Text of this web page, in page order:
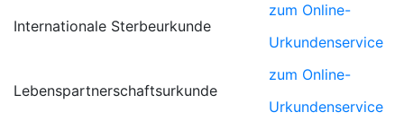
Internationale Sterbeurkunde
zum Online-
Urkundenservice
Lebenspartnerschaftsurkunde
zum Online-
Urkundenservice